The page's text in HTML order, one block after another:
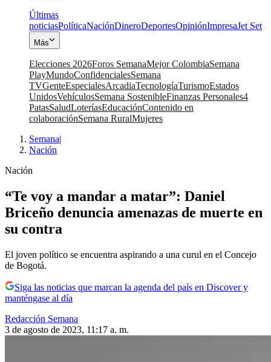
Últimas
noticiasPolíticaNaciónDineroDeportesOpiniónImpresaJet Set
Más
Elecciones 2026Foros SemanaMejor ColombiaSemana
PlayMundoConfidencialesSemana
TVGenteEspecialesArcadiaTecnologíaTurismoEstados
UnidosVehículosSemana SostenibleFinanzas Personales4
PatasSaludLoteríasEducaciónContenido en
colaboraciónSemana RuralMujeres
Semana|
Nación
Nación
“Te voy a mandar a matar”: Daniel
Briceño denuncia amenazas de muerte en
su contra
El joven político se encuentra aspirando a una curul en el Concejo
de Bogotá.
Siga las noticias que marcan la agenda del país en Discover y
manténgase al día
Redacción Semana
3 de agosto de 2023, 11:17 a. m.